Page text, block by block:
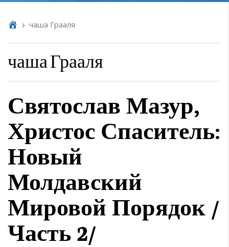
чаша Грааля
чаша Грааля
Святослав Мазур,
Христос Спаситель:
Новый
Молдавский
Мировой Порядок /
Часть 2/